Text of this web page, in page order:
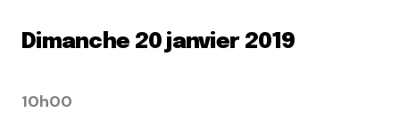
Dimanche 20 janvier 2019
10h00